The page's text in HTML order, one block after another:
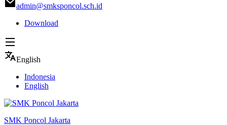
admin@smksponcol.sch.id
Download
English
Indonesia
English
SMK Poncol Jakarta